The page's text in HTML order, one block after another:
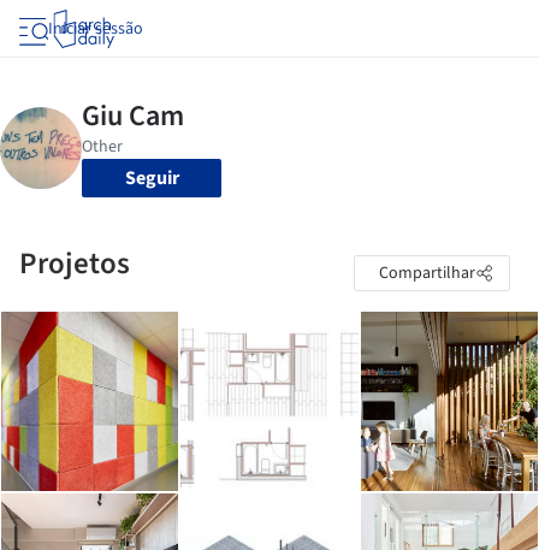
Iniciar sessão
Seguir
Projetos Compartilhar